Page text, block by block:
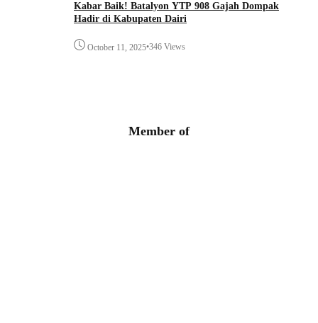
Kabar Baik! Batalyon YTP 908 Gajah Dompak
Hadir di Kabupaten Dairi
October 11, 2025•346 Views
Member of